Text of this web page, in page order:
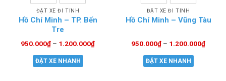
ĐẶT XE ĐI TỈNH
Hồ Chí Minh – TP. Bến
Tre
950.000₫ – 1.200.000₫
ĐẶT XE NHANH
ĐẶT XE ĐI TỈNH
Hồ Chí Minh – Vũng Tàu
950.000₫ – 1.200.000₫
ĐẶT XE NHANH